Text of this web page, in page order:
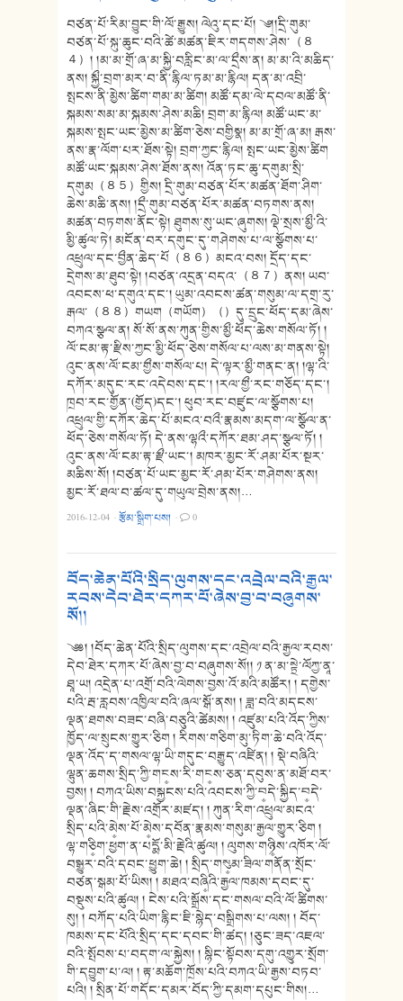
བཙན་པོ་རིམ་བྱུང་གི་ལོ་རྒྱུས། ལེའུ་དང་པོ། ༄།།དྲི་གུམ་
བཙན་པོ་སྐུ་ཆུང་བའི་ཚེ་མཚན་ཇིར་གདགས་ཤེས་（８
４）། །མ་མ་གྲོ་ཞ་མ་སྐྱི་བརླིང་མ་ལ་དྲྀས་ན། མ་མ་འི་མཆིད་
ནས། སྐྱྀ་བྲག་མར་བ་ནི་རྙིལ་ཏམ་མ་རྙིལ། དན་མ་འབྲི་
སྤངས་ནི་མྱེས་ཚིག་གམ་མ་ཚིག། མཚོ་དམ་ལེ་དབལ་མཚོ་ནི་
སྐམས་སམ་མ་སྐམས་ཤེས་མཆི། བྲག་མ་རྙིལ། མཚོ་ཡང་མ་
སྐམས་སྤང་ཡང་མྱེས་མ་ཚིག་ཅེས་བགྱིསྣ། མ་མ་གྲོ་ཞ་མ། རྒས་
ནས་རྣ་ལོག་པར་ཐོས་སྟེ། བྲག་ཀྱང་རྙིལ། སྤང་ཡང་མྱེས་ཚིག
མཚོ་ཡང་སྐམས་ཤེས་ཐོས་ནས། འོན་ཏང་ཆུ་དགུམ་སྲི་
དགུམ（８５）གྱིས། དྲི་གུམ་བཙན་པོར་མཚན་ཐོག་ཤིག་
ཆེས་མཆི་ནས། །དྲྀ་གུམ་བཙན་པོར་མཚན་བཏགས་ནས།
མཚན་བཏགས་ནོང་སྟེ། ཐུགས་སུ་ཡང་ཞུགས། ལྡེ་སྲས་མྱྀ་འི་
མྱི་ཚུལ་ཏེ། མངོན་བར་དགུང་དུ་གཤེགས་པ་ལ་སྩོགས་པ་
འཕྲུལ་དང་བྱྀན་ཆེད་པོ（８６）མངའ་བས། དྲོད་དང་
དྲེགས་མ་ཐུབ་སྟེ། །བཙན་འདྲན་བདའ་（８７）ནས། ཡབ་
འབངས་ཕ་དགུའ་དང་། ཡུམ་འབངས་ཚན་གསུམ་ལ་དགྲ་རུ་
རྒལ་（８８）གཡག（གཡོག）（）དུ་དྲུང་ཕོད་དམ་ཞེས་
བཀའ་སྩལ་ན། སོ་སོ་ནས་ཀུན་གྱིས་མྱྀ་ཕོད་ཆེས་གསོལ་ཏོ། །
ལོ་ངམ་རྟ་རྫིས་ཀྱང་མྱི་ཕོད་ཅེས་གསོལ་པ་ལས་མ་གནས་སྟེ།
འུང་ནས་ལོ་ངམ་གྱྀས་གསོལ་པ། དེ་ལྟར་མྱྀ་གནང་ན། །ལྷ་འི་
དཀོར་མདུང་རང་འདེབས་དང་། །རལ་གྱྀ་རང་གཅོད་དང་།
ཁྲབ་རང་གྱོན་(གྱོད)དང་། ཕུབ་རང་བཛུང་ལ་སྩོགས་པ།
འཕྲུལ་གྱི་དཀོར་ཆེད་པོ་མངའ་བའྀ་རྣམས་མདག་ལ་སྩོལ་ན་
ཕོད་ཅེས་གསོལ་ཏོ། དེ་ནས་ལྷའྀ་དཀོར་ཐམ་ཤད་སྩལ་ཏོ། །
འུང་ནས་ལོ་ངམ་རྟ་རྫྀ་ཡང་། མཁར་མྱང་རོ་ཤམ་པོར་སྔར་
མཆིས་སོ། །བཙན་པོ་ཡང་མྱང་རོ་ཤམ་པོར་གཤེགས་ནས།
མྱང་རོ་ཐལ་བ་ཚལ་དུ་གཡུལ་བྲེས་ནས།…
2016-12-04 ·རྩོམ་སྒྲིག་པས། · 0
བོད་ཆེན་པོའི་སྲིད་ལུགས་དང་འབྲེལ་བའི་རྒྱལ་
རབས་དེབ་ཐེར་དཀར་པོ་ཞེས་བྱ་བ་བཞུགས་
སོ།།
༄༅། །བོད་ཆེན་པོའི་སྲིད་ལུགས་དང་འབྲེལ་བའི་རྒྱལ་རབས་
དེབ་ཐེར་དཀར་པོ་ཞེས་བྱ་བ་བཞུགས་སོ།། ༡ ན་མ་སྟྲེ་ལོཀྱ་ནཱ་
ཐཱ་ཡ། འདྲེན་པ་འགྲོ་བའི་ལེགས་བྱས་འོ་མའི་མཚོར། ། དགྱེས་
པའི་རྦ་རླབས་འཁྱིལ་བའི་ཞལ་སྒོ་ནས། ། ཟླ་བའི་མདངས་
ལྡན་ཐགས་བཟང་བཞི་བཅུའི་ཚེམས། ། འཛུམ་པའི་འོད་ཀྱིས་
ཁྱོད་ལ་སྲུངས་གྱུར་ཅིག ། རིགས་གཅིག་མུ་ཏིག་ཆེ་བའི་འོད་
ལྡན་འོད་ད་གསལ་ལྷ་ཡི་གདུང་བརྒྱུད་འཛིན། ། སྡེ་བཞིའི་
ལྷུན་ཆགས་སྲིད་ཀྱི་གང༵ས་རི་གང༵ས་ཅན་དབུས་ན་མཐོ་བར་
བྱས། ། བཀའ་ཡིས་བསྐྱངས་པའི་འབངས་ཀྱི་བ༵དེ་སྐྱིད་བ༵དེ་
ལྡན་ཞིང་གི་རྗེས་འགྲོར་མཛད། ། ཀུན་རིག་འཕྲུལ་མངའ་
སྲིད་པའི་མེ༵ས་པོ་མེ༵ས་དབོན་རྣམས་གསུམ་རྒྱལ་གྱུར་ཅིག །
ལྷ་གཅི༵ག་ཕྱག་ན་པདྨོ་མི་རྗེའི་ཚུལ། ། ལུགས་གཉི༵ས་འཁོར་ལོ་
བསྒྱུར་བའི་དབང་ཕྱུག་ཆེ། ། སྲིད་གསུ༵མ་ཟིལ་གནོན་སྲོང་
བཙན་སྒམ་པོ་ཡིས། ། མཐའ་བཞི༵འི་རྒྱལ་ཁམས་དབང་དུ་
བསྡུས་པའི་ཚུལ། ། ངེས་པའི་སྒྲོས་དང་གསལ་བའི་ལོ་ཚིགས་
སུ། ། བཀོད་པའི་ཡིག་རྙིང་ཇི་སྙེད་བསྒྲིགས་པ་ལས། ། བོད་
ཁམས་དང་པོའི་སྲིད་དང་དབང་གི་ཚད། །ཅུང་ཟད་འཇལ་
བའི་སྤོབས་པ་བདག་ལ་སྐྱེས། ། སྙིང་སྟོབས་དགུ་འགྱུར་སྲོག་
གི་དབྱུག་པ་ལ། ། རྟ་མཆོག་ཁྲོས་པའི་བཀའ་ཡི་རྒྱས་བཏབ་
པའི། ། སྲིན་པོ་གདོང་དམར་བོད་ཀྱི་དམག་དཔུང་གིས།…